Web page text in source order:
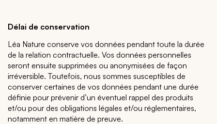
Délai de conservation
Léa Nature conserve vos données pendant toute la durée
de la relation contractuelle. Vos données personnelles
seront ensuite supprimées ou anonymisées de façon
irréversible. Toutefois, nous sommes susceptibles de
conserver certaines de vos données pendant une durée
définie pour prévenir d’un éventuel rappel des produits
et/ou pour des obligations légales et/ou réglementaires,
notamment en matière de preuve.